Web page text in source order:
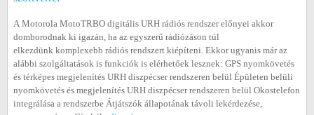
A Motorola MotoTRBO digitális URH rádiós rendszer előnyei akkor
domborodnak ki igazán, ha az egyszerű rádiózáson túl
elkezdünk komplexebb rádiós rendszert kiépíteni. Ekkor ugyanis már az
alábbi szolgáltatások is funkciók is elérhetőek lesznek: GPS nyomkövetés
és térképes megjelenítés URH diszpécser rendszeren belül Épületen belüli
nyomkövetés és megjelenítés URH diszpécser rendszeren belül Okostelefon
integrálása a rendszerbe Átjátszók állapotának távoli lekérdezése,